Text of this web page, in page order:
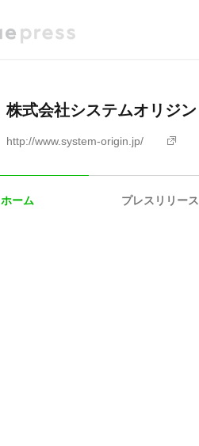
株式会社システムオリジン
http://www.system-origin.jp/
ホーム プレスリリース